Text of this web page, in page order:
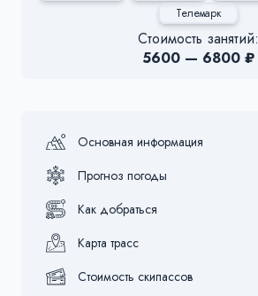
Телемарк
Стоимость занятий:
5600 — 6800 ₽
Основная информация
Прогноз погоды
Как добраться
Карта трасс
Стоимость скипассов